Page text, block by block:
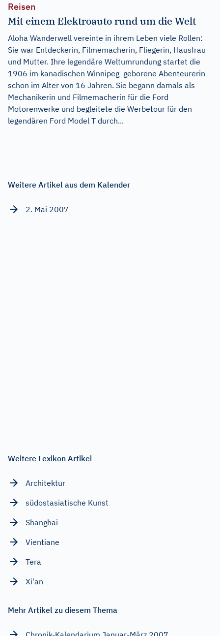
Reisen
Mit einem Elektroauto rund um die Welt
Aloha Wanderwell vereinte in ihrem Leben viele Rollen:
Sie war Entdeckerin, Filmemacherin, Fliegerin, Hausfrau
und Mutter. Ihre legendäre Weltumrundung startet die
1906 im kanadischen Winnipeg geborene Abenteurerin
schon im Alter von 16 Jahren. Sie begann damals als
Mechanikerin und Filmemacherin für die Ford
Motorenwerke und begleitete die Werbetour für den
legendären Ford Model T durch...
Weitere Artikel aus dem Kalender
2. Mai 2007
Weitere Lexikon Artikel
Architektur
südostasiatische Kunst
Shanghai
Vientiane
Tera
Xi'an
Mehr Artikel zu diesem Thema